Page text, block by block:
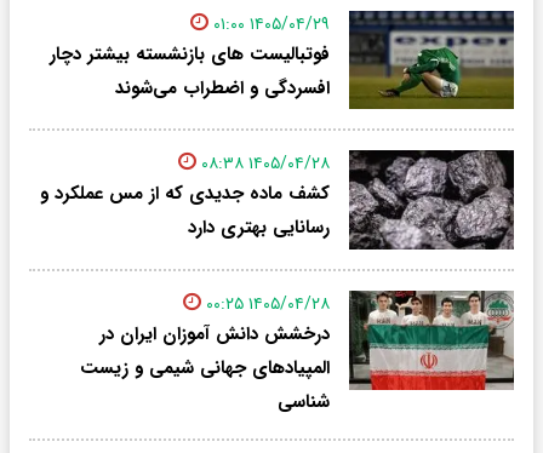
۱۴۰۵/۰۴/۲۹ ۰۱:۰۰
فوتبالیست های بازنشسته بیشتر دچار
افسردگی و اضطراب می‌شوند
۱۴۰۵/۰۴/۲۸ ۰۸:۳۸
کشف ماده جدیدی که از مس عملکرد و
رسانایی بهتری دارد
۱۴۰۵/۰۴/۲۸ ۰۰:۲۵
درخشش دانش آموزان ایران در
المپیاد‌های جهانی شیمی و زیست
شناسی